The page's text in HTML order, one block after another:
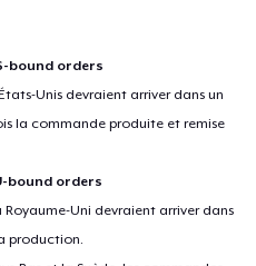
bound orders
Unis devraient arriver dans un
la commande produite et remise
bound orders
Uni devraient arriver dans
production.